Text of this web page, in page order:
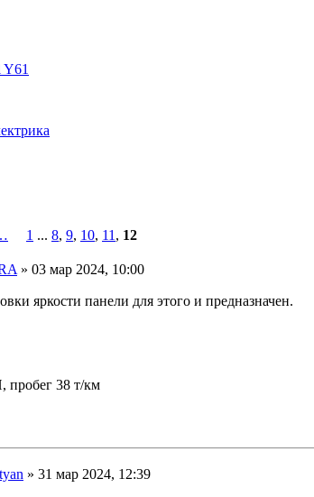
1 ... 8, 9, 10, 11 , 12
» 03 мар 2024, 10:00
яркости панели для этого и предназначен.
38 т/км
» 31 мар 2024, 12:39